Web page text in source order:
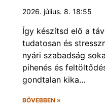
2026. július. 8. 18:55
Így készítsd elő a
tudatosan és
nyári szabadság
pihenés és
gondtalan kika…
BŐVEBBEN »